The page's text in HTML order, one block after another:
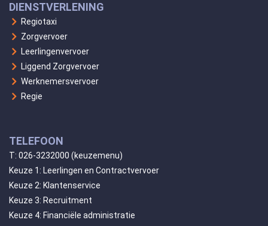
DIENSTVERLENING
Regiotaxi
Zorgvervoer
Leerlingenvervoer
Liggend Zorgvervoer
Werknemersvervoer
Regie
TELEFOON
T: 026-3232000 (keuzemenu)
Keuze 1: Leerlingen en Contractvervoer
Keuze 2: Klantenservice
Keuze 3: Recruitment
Keuze 4: Financiële administratie